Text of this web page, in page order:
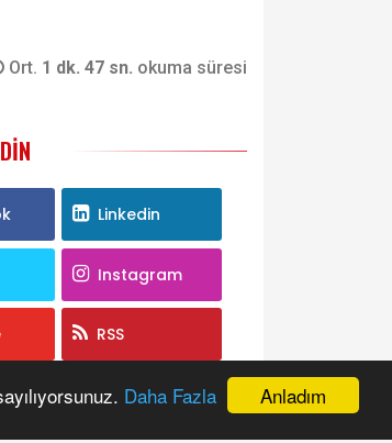
Anladım
Daha Fazla
Ort. 1 dk. 47 sn. okuma süresi
Linkedin
Instagram
RSS